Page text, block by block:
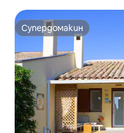
Супердомакин
Супердомакин